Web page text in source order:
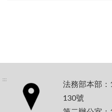
:::
法務部本部
130號